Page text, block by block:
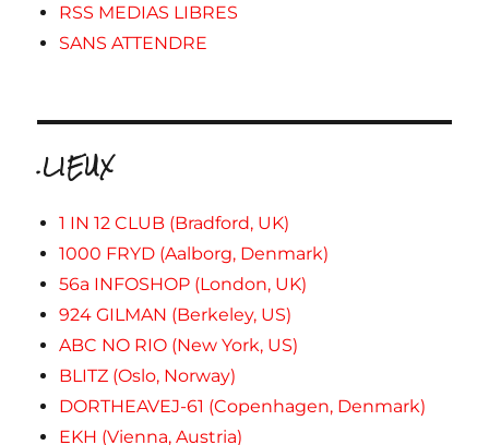
RSS MEDIAS LIBRES
SANS ATTENDRE
.LIEUX
1 IN 12 CLUB (Bradford, UK)
1000 FRYD (Aalborg, Denmark)
56a INFOSHOP (London, UK)
924 GILMAN (Berkeley, US)
ABC NO RIO (New York, US)
BLITZ (Oslo, Norway)
DORTHEAVEJ-61 (Copenhagen, Denmark)
EKH (Vienna, Austria)